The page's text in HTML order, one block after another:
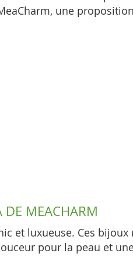
une
DE MEACHARM
et luxueuse. Ces
pour la peau et